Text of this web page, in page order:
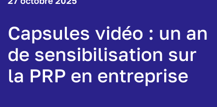
Capsules vidéo : un an
de sensibilisation sur
la PRP en entreprise